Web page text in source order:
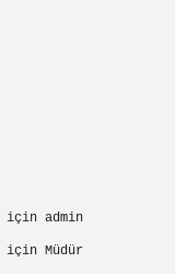
için admin
için Müdür